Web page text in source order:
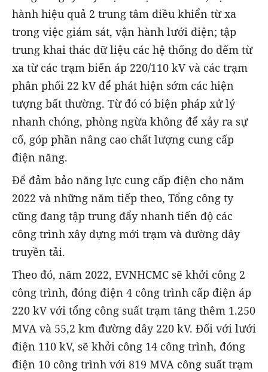
hành hiệu quả 2 trung tâm điều khiển từ xa
trong việc giám sát, vận hành lưới điện; tập
trung khai thác dữ liệu các hệ thống đo đếm từ
xa từ các trạm biến áp 220/110 kV và các trạm
phân phối 22 kV để phát hiện sớm các hiện
tượng bất thường. Từ đó có biện pháp xử lý
nhanh chóng, phòng ngừa không để xảy ra sự
cố, góp phần nâng cao chất lượng cung cấp
điện năng.
Để đảm bảo năng lực cung cấp điện cho năm
2022 và những năm tiếp theo, Tổng công ty
cũng đang tập trung đẩy nhanh tiến độ các
công trình xây dựng mới trạm và đường dây
truyền tải.
Theo đó, năm 2022, EVNHCMC sẽ khởi công 2
công trình, đóng điện 4 công trình cấp điện áp
220 kV với tổng công suất trạm tăng thêm 1.250
MVA và 55,2 km đường dây 220 kV. Đối với lưới
điện 110 kV, sẽ khởi công 14 công trình, đóng
điện 10 công trình với 819 MVA công suất trạm